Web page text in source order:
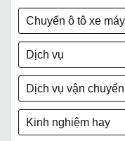
Chuyển ô tô xe
Dịch vụ
Dịch vụ vận
Kinh nghiệm hay